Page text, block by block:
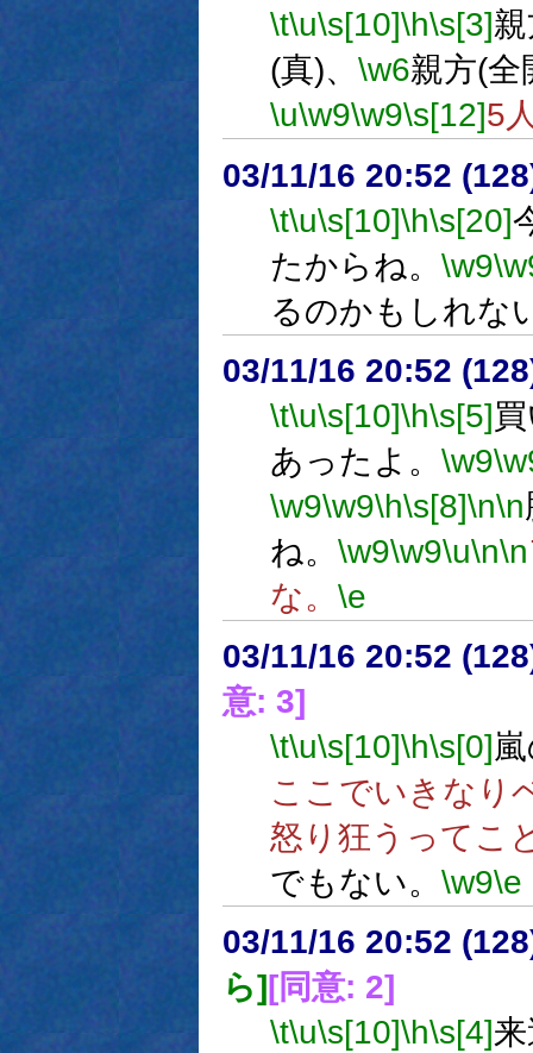
\t\u\s[10]\h\s[3]
(真)、 \w6親方(全
\u\w9\w9\s[12]5
03/11/16 20:52
\t\u\s[10]\h\s[20]
たからね。 \w9
るのかもしれな
03/11/16 20:52
\t\u\s[10]\h\s[5]
あったよ。 \w9
\w9\w9\h\s[8]\n\n
ね。 \w9\w9\u\n\n
な。 \e
03/11/16 20:52
意: 3]
\t\u\s[10]\h\s[0]
ここでいきなり
怒り狂うってこ
でもない。 \w9\e
03/11/16 20:52
ら][同意: 2]
\t\u\s[10]\h\s[4]